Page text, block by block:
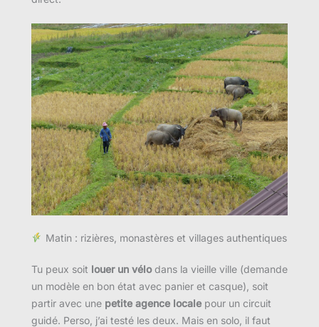
Matin : rizières, monastères et villages authentiques
Tu peux soit louer un vélodans la vieille ville (demande
un modèle en bon état avec panier et casque), soit
partir avec une petite agence locale pour un circuit
guidé. Perso, j’ai testé les deux. Mais en solo, il faut